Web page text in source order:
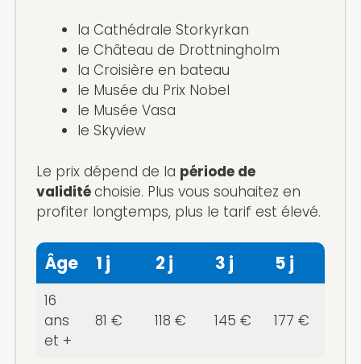
la Cathédrale Storkyrkan
le Château de Drottningholm
la Croisière en bateau
le Musée du Prix Nobel
le Musée Vasa
le Skyview
Le prix dépend de la période de
validitéchoisie. Plus vous souhaitez en
profiter longtemps, plus le tarif est élevé.
Âge 1 j 2 j 3 j 5 j
16
ans
et +
81 € 118 € 145 € 177 €